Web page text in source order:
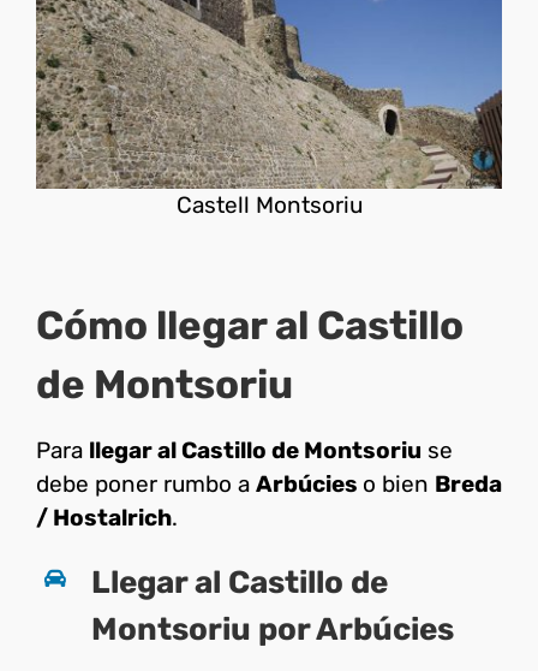
Castell Montsoriu
Cómo llegar al Castillo
de Montsoriu
Para llegar al Castillo de Montsoriu se
debe poner rumbo a Arbúcies o bien Breda
/ Hostalrich.
Llegar al Castillo de
Montsoriu por Arbúcies